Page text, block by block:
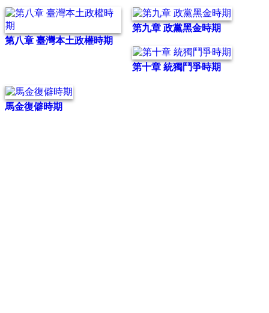
第八章 臺灣本土政權時期
第九章 政黨黑金時期
第十章 統獨鬥爭時期
馬金復僻時期